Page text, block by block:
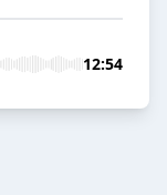
12:54